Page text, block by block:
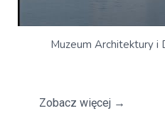
Muzeum Architektury i
Zobacz więcej →